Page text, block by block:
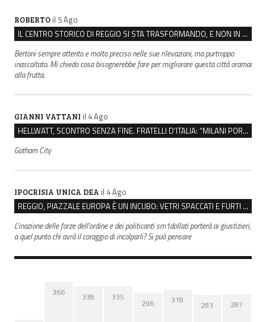
ROBERTO il 5 Ago
IL CENTRO STORICO DI REGGIO SI STA TRASFORMANDO, E NON IN MEGLIO
Bertoni sempre attento e molto preciso nelle sue rilevazioni, ma purtroppo
inascoltato. Mi chiedo cosa bisognerebbe fare per migliorare questa città oramai
alla frutta.
GIANNI VATTANI il 4 Ago
HELLWATT, SCONTRO SENZA FINE. FRATELLI D’ITALIA: “MILANI PORTA DOCUMENTI, DE FRANCO INSULTI”
Gotham City
IPOCRISIA UNICA DEA il 4 Ago
REGGIO, PIAZZALE EUROPA È UN INCUBO: VETRI SPACCATI E FURTI SULLE AUTO IN SOSTA
L'inazione delle forze dell'ordine e dei politicanti sm1dollati porterà ai giustizieri,
a quel punto chi avrà il coraggio di incolparli? Si può pensare
366 338 335
296 318 283 287